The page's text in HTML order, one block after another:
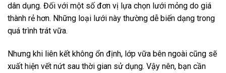
dân dụng. Đối với một số đơn vị lựa chọn lưới mỏng do giá
thành rẻ hơn. Những loại lưới này thường dễ biến dạng trong
quá trình trát vữa.
Nhưng khi liên kết không ổn định, lớp vữa bên ngoài cũng sẽ
xuất hiện vết nứt sau thời gian sử dụng. Vậy nên, bạn cần